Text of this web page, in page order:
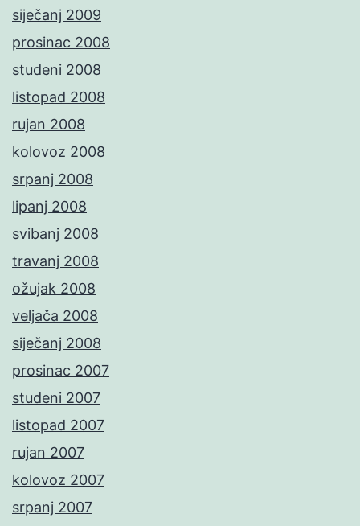
siječanj 2009
prosinac 2008
studeni 2008
listopad 2008
rujan 2008
kolovoz 2008
srpanj 2008
lipanj 2008
svibanj 2008
travanj 2008
ožujak 2008
veljača 2008
siječanj 2008
prosinac 2007
studeni 2007
listopad 2007
rujan 2007
kolovoz 2007
srpanj 2007